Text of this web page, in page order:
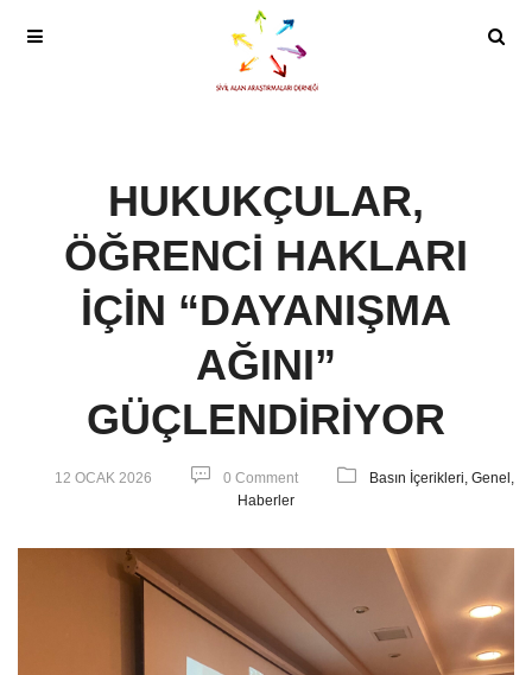
HUKUKÇULAR,
ÖĞRENCİ HAKLARI
İÇİN “DAYANIŞMA
AĞINI”
GÜÇLENDİRİYOR
12 OCAK 2026 0 Comment Basın İçerikleri, Genel,
Haberler